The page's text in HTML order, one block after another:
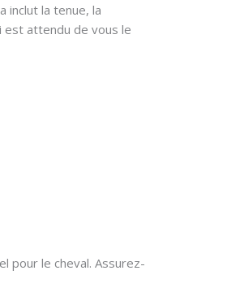
inclut la tenue, la
est attendu de vous le
pour le cheval. Assurez-